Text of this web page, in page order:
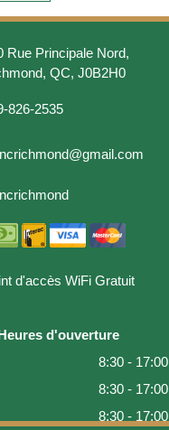
Rue Principale Nord,
QC, J0B2H0
826-2535
d'accès WiFi Gratuit
d'ouverture
8:30 - 17:00
8:30 - 17:00
8:30 - 17:00